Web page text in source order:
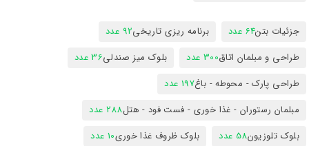
جزئیات بتن64 عدد برنامه ریزی تاریخی92 عدد
طراحی و مبلمان اتاق300 عدد بلوک میز صندلی36 عدد
طراحی پارک - محوطه - باغ197 عدد
مبلمان رستوران - غذا خوری - فست فود - هتل288 عدد
بلوک تلوزیون58 عدد بلوک ظروف غذا خوری10 عدد